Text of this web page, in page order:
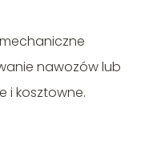
nawozów lub
i kosztowne.